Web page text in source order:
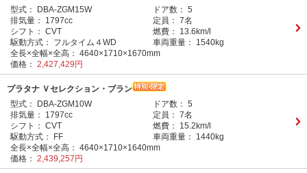
型式：
DBA-ZGM15W ドア数： 5
排気量：
1797cc 定員： 7名
シフト： CVT 燃費：
13.6km/l
駆動方式：
フルタイム４WD 車両重量：
1540kg
全長×全幅×全高： 4640×1710×1670mm
価格： 2,427,429円
プラタナ Ｖセレクション・ブラン
型式：
DBA-ZGM10W ドア数： 5
排気量：
1797cc 定員： 7名
シフト： CVT 燃費：
15.2km/l
駆動方式：
FF 車両重量：
1440kg
全長×全幅×全高： 4640×1710×1640mm
価格： 2,439,257円